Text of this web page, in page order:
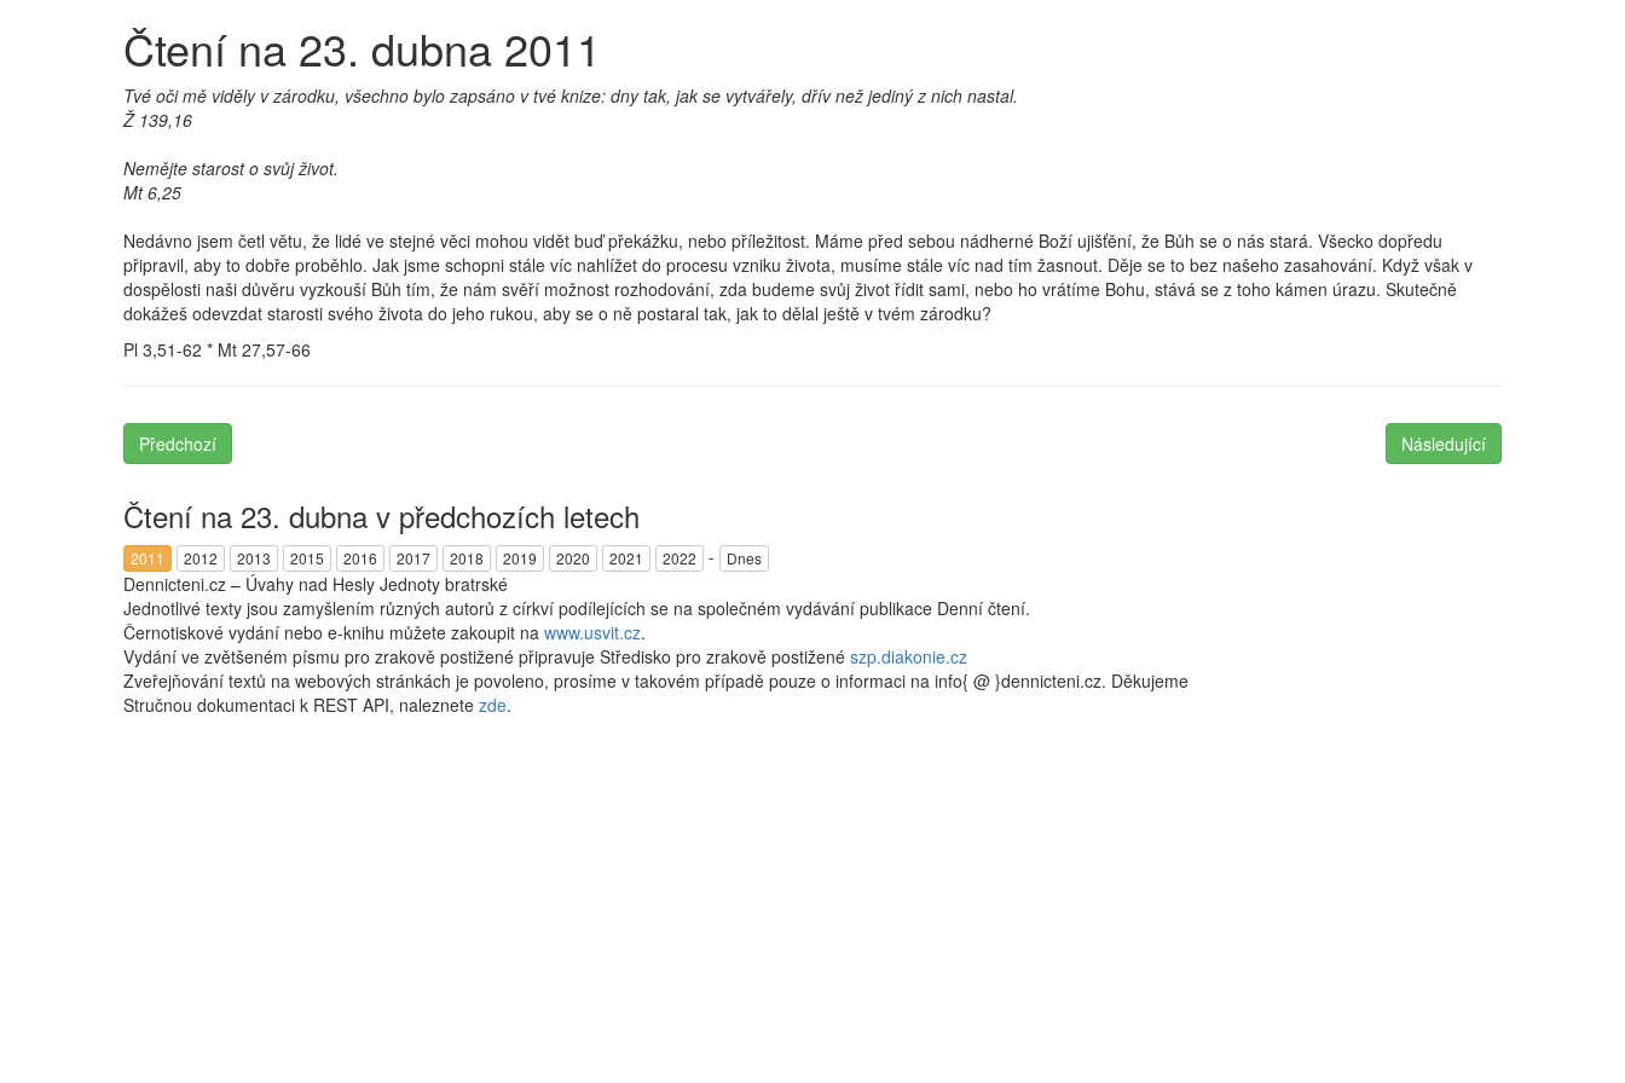
Čtení na 23. dubna 2011
Tvé oči mě viděly v zárodku, všechno bylo zapsáno v tvé knize: dny tak, jak se vytvářely, dřív než jediný z nich nastal.
Ž 139,16
Nemějte starost o svůj život.
Mt 6,25
Nedávno jsem četl větu, že lidé ve stejné věci mohou vidět buď překážku, nebo příležitost. Máme před sebou nádherné Boží ujišťění, že Bůh se o nás stará. Všecko dopředu
připravil, aby to dobře proběhlo. Jak jsme schopni stále víc nahlížet do procesu vzniku života, musíme stále víc nad tím žasnout. Děje se to bez našeho zasahování. Když však v
dospělosti naši důvěru vyzkouší Bůh tím, že nám svěří možnost rozhodování, zda budeme svůj život řídit sami, nebo ho vrátíme Bohu, stává se z toho kámen úrazu. Skutečně
dokážeš odevzdat starosti svého života do jeho rukou, aby se o ně postaral tak, jak to dělal ještě v tvém zárodku?
Pl 3,51-62 * Mt 27,57-66
Předchozí Následující
Čtení na 23. dubna v předchozích letech
2011 2012 2013 2015 2016 2017 2018 2019 2020 2021 2022 - Dnes
Dennicteni.cz – Úvahy nad Hesly Jednoty bratrské
Jednotlivé texty jsou zamyšlením různých autorů z církví podílejících se na společném vydávání publikace Denní čtení.
Černotiskové vydání nebo e-knihu můžete zakoupit na www.usvit.cz.
Vydání ve zvětšeném písmu pro zrakově postižené připravuje Středisko pro zrakově postižené szp.diakonie.cz
Zveřejňování textů na webových stránkách je povoleno, prosíme v takovém případě pouze o informaci na info{ @ }dennicteni.cz. Děkujeme
Stručnou dokumentaci k REST API, naleznete zde.